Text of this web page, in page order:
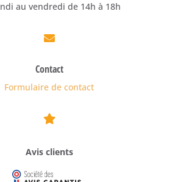
au vendredi de 14h à 18h

Contact
Formulaire de contact

Avis clients